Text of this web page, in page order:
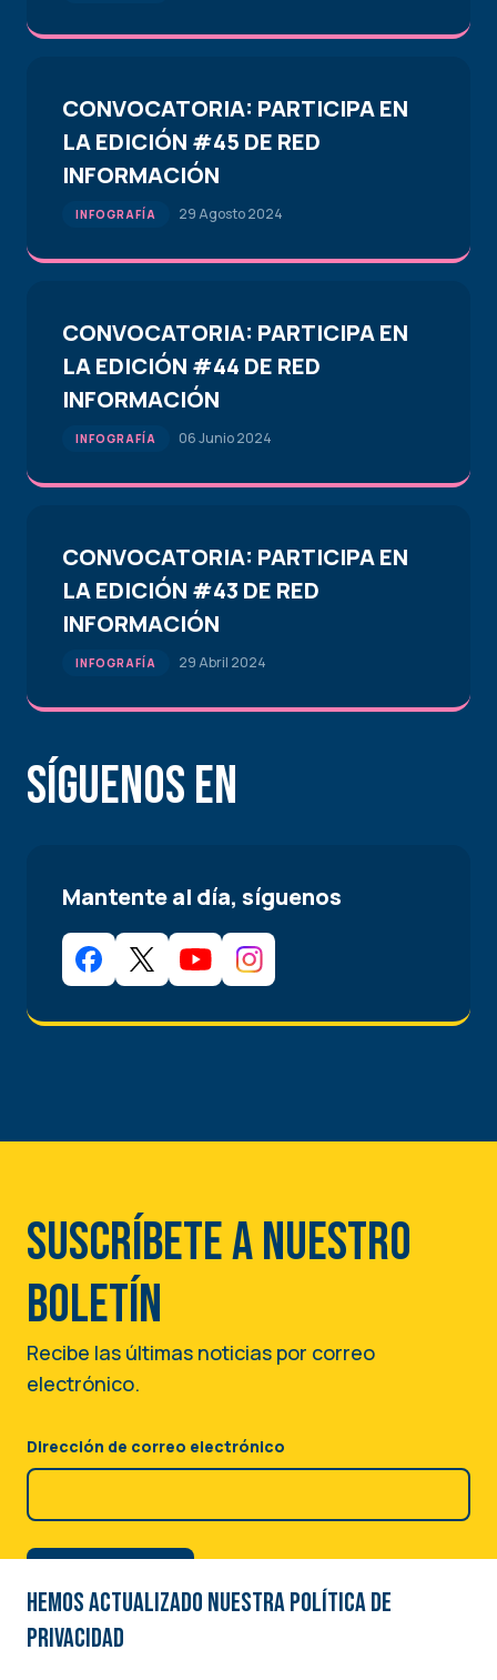
CONVOCATORIA: PARTICIPA EN
LA EDICIÓN #45 DE RED
INFORMACIÓN
INFOGRAFÍA 29 Agosto 2024
CONVOCATORIA: PARTICIPA EN
LA EDICIÓN #44 DE RED
INFORMACIÓN
INFOGRAFÍA 06 Junio 2024
CONVOCATORIA: PARTICIPA EN
LA EDICIÓN #43 DE RED
INFORMACIÓN
INFOGRAFÍA 29 Abril 2024
Síguenos en
Mantente al día, síguenos
Suscríbete a nuestro
boletín
Recibe las últimas noticias por correo
electrónico.
Dirección de correo electrónico
Hemos actualizado nuestra Política de
privacidad